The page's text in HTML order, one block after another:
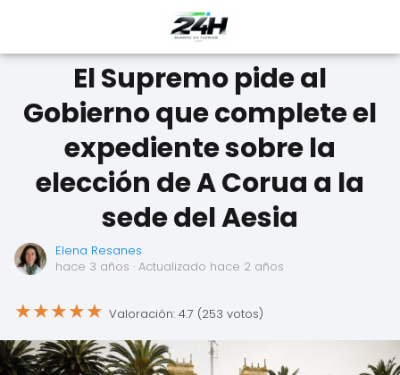
El Supremo pide al
Gobierno que complete el
expediente sobre la
elección de A Corua a la
sede del Aesia
Elena Resanes
hace 3 años · Actualizado hace 2 años
★★★★★ Valoración: 4.7 (253 votos)